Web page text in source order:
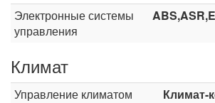
Электронные системы
управления
Климат
Управление климатом Климат-